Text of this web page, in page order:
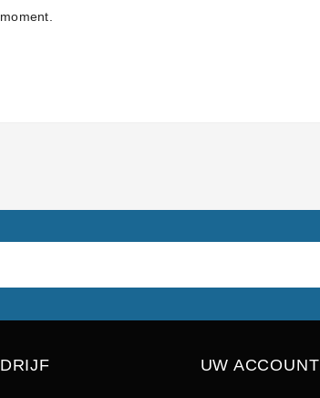
UW ACCOUNT